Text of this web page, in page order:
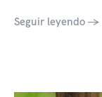
Seguir leyendo →